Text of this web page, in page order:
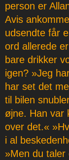
person er
Avis
udsendte får
ord allerede
bare drikker
igen? »Jeg
har set det
til bilen
øjne. Han var
over det.«
i al
»Men du taler